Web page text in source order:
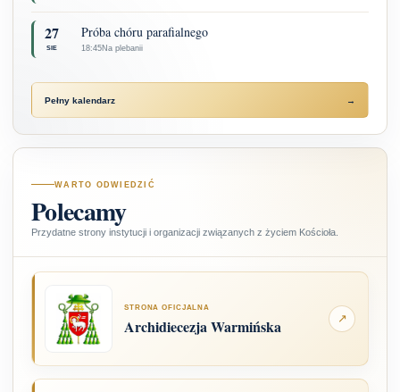
27
SIE
Próba chóru parafialnego
18:45Na plebanii
Pełny kalendarz →
WARTO ODWIEDZIĆ
Polecamy
Przydatne strony instytucji i organizacji związanych z życiem Kościoła.
STRONA OFICJALNA
Archidiecezja Warmińska ↗